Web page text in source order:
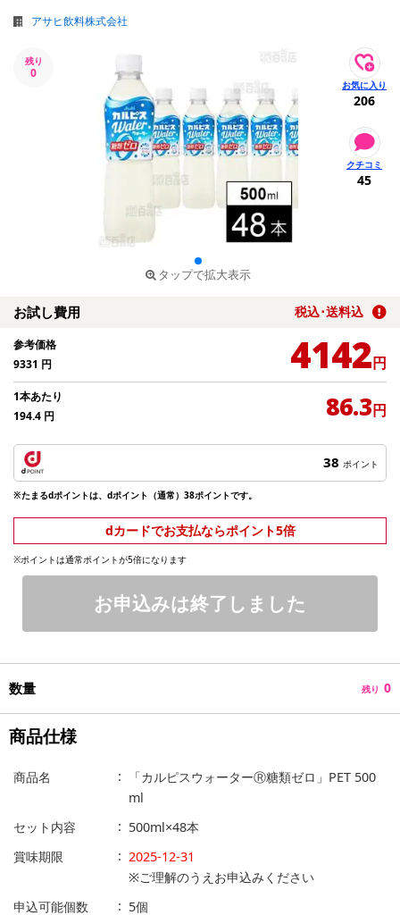
アサヒ飲料株式会社
残り
0
タップで拡大表示
206
45
お試し費用 税込･送料込
参考価格
9331 円 4142円
1本あたり
194.4 円 86.3円
38 ポイント
※たまるdポイントは、dポイント（通常）38ポイントです。
dカードでお支払ならポイント5倍
※ポイントは通常ポイントが5倍になります
お申込みは終了しました
数量 残り 0
商品仕様
商品名
「カルピスウォーターⓇ糖類ゼロ」PET 500
ml
セット内容
500ml×48本
賞味期限
2025-12-31
※ご理解のうえお申込みください
申込可能個数
5個